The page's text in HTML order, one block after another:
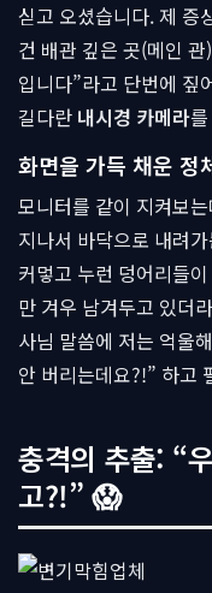
싣고 오셨습니다. 제 증
건 배관 깊은 곳(메인
입니다”라고 단번에 짚
길다란 내시경 카메라
화면을 가득 채운 정
모니터를 같이 지켜보
지나서 바닥으로 내려
커멓고 누런 덩어리들
만 겨우 남겨두고 있더
사님 말씀에 저는 억울
안 버리는데요?!” 하고
충격의 추출: “
고?!” 😱